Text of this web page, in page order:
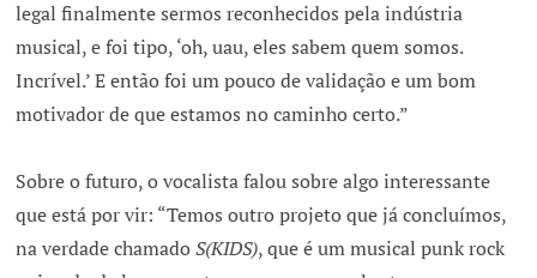
legal finalmente sermos reconhecidos pela indústria
musical, e foi tipo, ‘oh, uau, eles sabem quem somos.
Incrível.’ E então foi um pouco de validação e um bom
motivador de que estamos no caminho certo.”
Sobre o futuro, o vocalista falou sobre algo interessante
que está por vir: “Temos outro projeto que já concluímos,
na verdade chamadoS(KIDS), que é um musical punk rock